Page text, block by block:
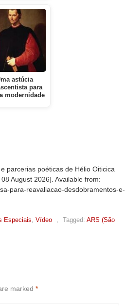
astúcia
para
modernidade
parcerias poéticas de Hélio Oiticica
08 August 2026]. Available from:
para-reavaliacao-desdobramentos-e-
Especiais, Vídeo , Tagged: ARS (São
marked *